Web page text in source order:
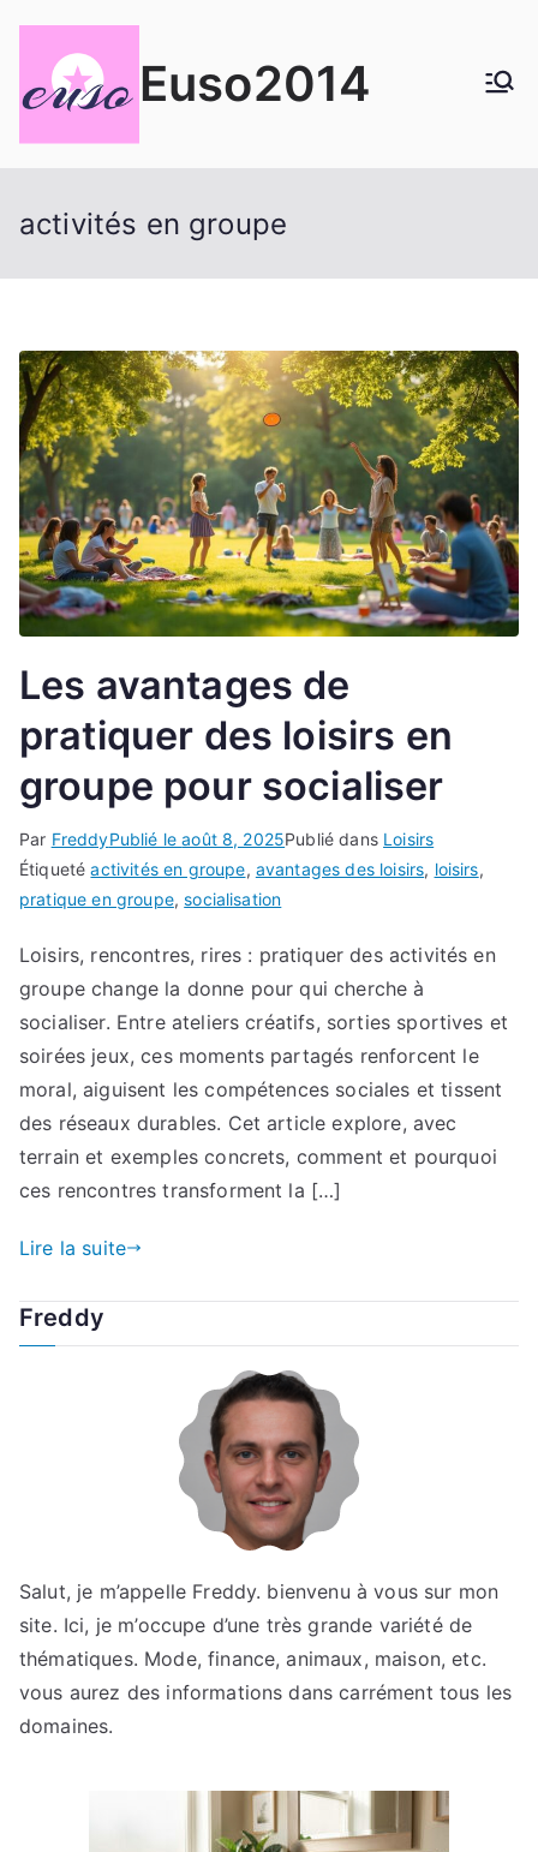
contenu
Euso2014
activités en groupe
Les avantages de
pratiquer des loisirs en
groupe pour socialiser
Par FreddyPublié leaoût 8, 2025Publié dans Loisirs
Étiquetéactivités en groupe, avantages des loisirs, loisirs,
pratique en groupe,socialisation
Loisirs, rencontres, rires : pratiquer des activités en
groupe change la donne pour qui cherche à
socialiser. Entre ateliers créatifs, sorties sportives et
soirées jeux, ces moments partagés renforcent le
moral, aiguisent les compétences sociales et tissent
des réseaux durables. Cet article explore, avec
terrain et exemples concrets, comment et pourquoi
ces rencontres transforment la […]
Lire la suite
Freddy
Salut, je m’appelle Freddy. bienvenu à vous sur mon
site. Ici, je m’occupe d’une très grande variété de
thématiques. Mode, finance, animaux, maison, etc.
vous aurez des informations dans carrément tous les
domaines.